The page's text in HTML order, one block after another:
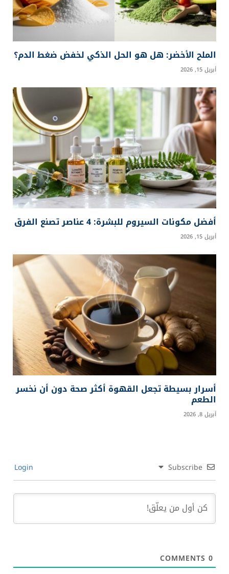
الملح الأخضر: هل هو الحل الذكي لخفض ضغط الدم؟
أبريل 15, 2026
أفضل مكونات السيروم للبشرة: 4 عناصر تصنع الفرق
أبريل 15, 2026
أسرار بسيطة تجعل القهوة أكثر صحة دون أن نخسر
الطعم
أبريل 8, 2026
Subscribe
0